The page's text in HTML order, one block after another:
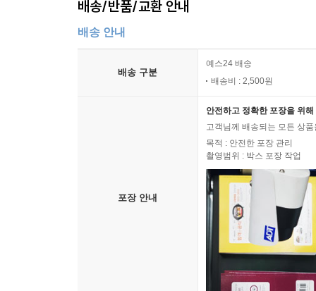
배송/반품/교환 안내
배송 안내
배송 구분
예스24 배송
배송비 : 2,500원
포장 안내
안전하고 정확한 포장을 위
고객님께 배송되는 모든 상
목적 : 안전한 포장 관리
촬영범위 : 박스 포장 작업